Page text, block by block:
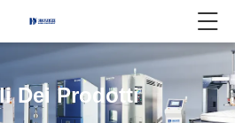
Dei Prodotti